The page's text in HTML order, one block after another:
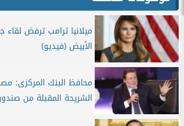
ميلانيا ترامب ترفض
الأبيض (فيديو)
محافظ البنك المركزى:
الشريحة المقبلة من